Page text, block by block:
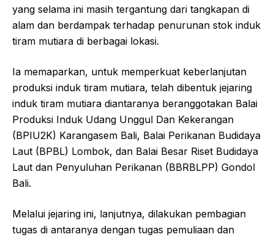
yang selama ini masih tergantung dari tangkapan di
alam dan berdampak terhadap penurunan stok induk
tiram mutiara di berbagai lokasi.
Ia memaparkan, untuk memperkuat keberlanjutan
produksi induk tiram mutiara, telah dibentuk jejaring
induk tiram mutiara diantaranya beranggotakan Balai
Produksi Induk Udang Unggul Dan Kekerangan
(BPIU2K) Karangasem Bali, Balai Perikanan Budidaya
Laut (BPBL) Lombok, dan Balai Besar Riset Budidaya
Laut dan Penyuluhan Perikanan (BBRBLPP) Gondol
Bali.
Melalui jejaring ini, lanjutnya, dilakukan pembagian
tugas di antaranya dengan tugas pemuliaan dan